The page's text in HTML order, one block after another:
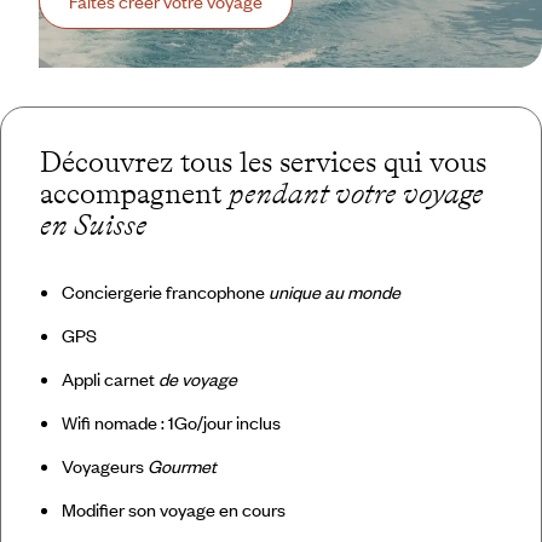
Découvrez tous les services qui vous
accompagnent pendant votre voyage
en Suisse
Conciergerie francophone unique au monde
GPS
Appli carnet de voyage
Wifi nomade : 1Go/jour inclus
Voyageurs Gourmet
Modifier son voyage en cours